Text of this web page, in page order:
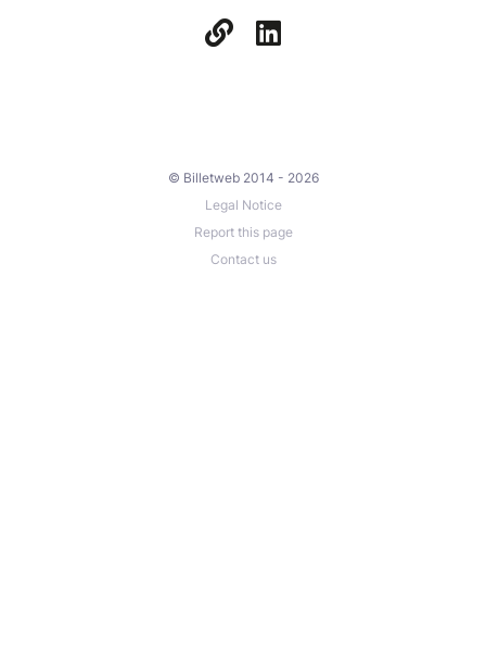
© Billetweb 2014 - 2026
Legal Notice
Report this page
Contact us